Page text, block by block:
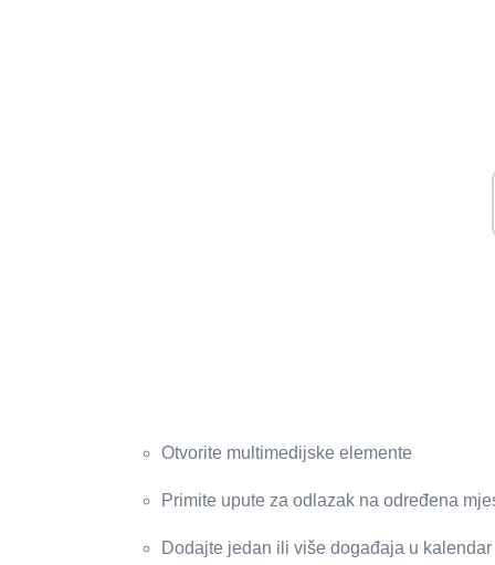
Otvorite multimedijske elemente
Primite upute za odlazak na određena
Dodajte jedan ili više događaja u kalendar